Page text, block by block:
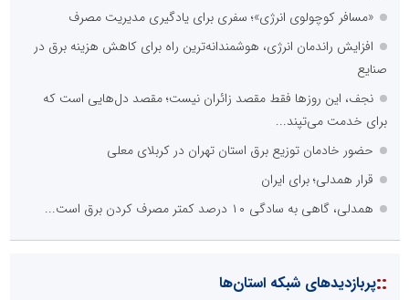
«مسافر کوچولوی انرژی»؛ سفری برای یادگیری مدیریت مصرف
افزایش راندمان انرژی، هوشمندانه‌ترین راه برای کاهش هزینه برق در
صنایع
نجف، این روزها فقط مقصد زائران نیست؛ مقصد دل‌هایی است که
برای خدمت می‌تپند...
حضور خادمان توزیع برق استان تهران در کربلای معلی
قرار همدلی؛ برای ایران
همدلی، گاهی به سادگی ۱۰ درصد کمتر مصرف کردن برق است...
::پربازدیدهای شبکه استان‌ها